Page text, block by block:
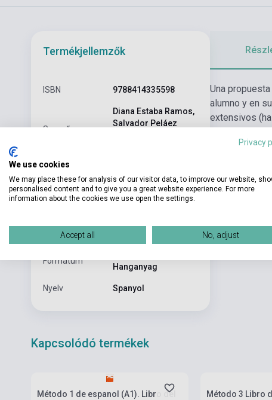
Termékjellemzők
ISBN 9788414335598
Szerző
Diana Estaba Ramos,
Salvador Peláez
Oldalszám
Kötés Puhakötés
Kiadási év
Formátum
Hanganyag
Nyelv Spanyol
Una
alumno y en
extensivos
Kapcsolódó termékek
Método 1 de espanol (A1). Libro del
Método 3 Libro
Privacy
We use cookies
We may place these for analysis of our visitor data, to improve our website,
personalised content and to give you a great website experience. For more
information about the cookies we use open the settings.
Accept all No, adjust